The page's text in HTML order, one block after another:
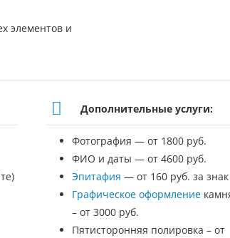
элементов и
Дополнительные услуги:
Фотография — от 1800 руб.
ФИО и даты — от 4600 руб.
Эпитафия — от 160 руб. за знак
Графическое оформление
– от 3000 руб.
Пятисторонняя полировка – от